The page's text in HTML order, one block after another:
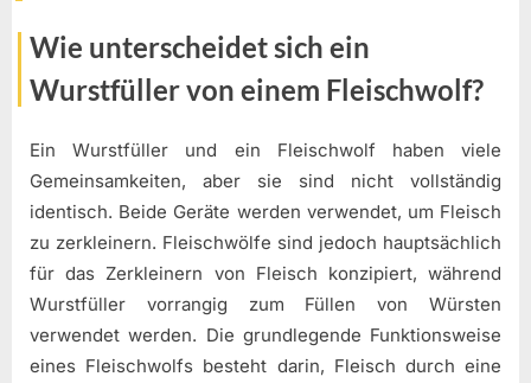
Wie unterscheidet sich ein
Wurstfüller von einem Fleischwolf?
Ein Wurstfüller und ein Fleischwolf haben viele
Gemeinsamkeiten, aber sie sind nicht vollständig
identisch. Beide Geräte werden verwendet, um Fleisch
zu zerkleinern. Fleischwölfe sind jedoch hauptsächlich
für das Zerkleinern von Fleisch konzipiert, während
Wurstfüller vorrangig zum Füllen von Würsten
verwendet werden. Die grundlegende Funktionsweise
eines Fleischwolfs besteht darin, Fleisch durch eine